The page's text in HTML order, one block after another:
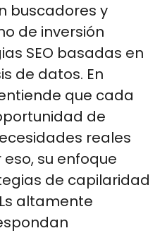
buscadores y
de inversión
SEO basadas en
de datos. En
que cada
de
reales
eso, su enfoque
de capilaridad
altamente